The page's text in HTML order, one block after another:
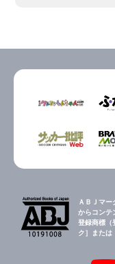
ＡＢＪマ
からコンテ
登録商標（
ク］または